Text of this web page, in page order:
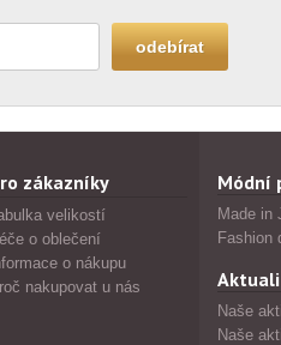
zákazníky
velikostí
o oblečení
o nákupu
nakupovat u nás
Módní
Made in
Fashion
Naše
Naše